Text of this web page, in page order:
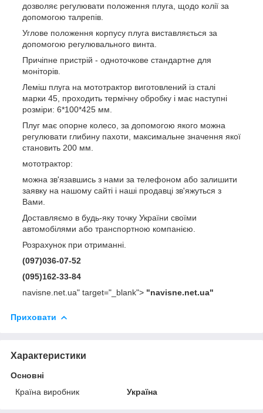
дозволяє регулювати положення плуга, щодо колії за
допомогою талрепів.
Углове положення корпусу плуга виставляється за
допомогою регулювального винта.
Причіпне пристрій - одноточкове стандартне для
моніторів.
Леміш плуга на мототрактор виготовлений із сталі
марки 45, проходить термічну обробку і має наступні
розміри: 6*100*425 мм.
Плуг має опорне колесо, за допомогою якого можна
регулювати глибину пахоти, максимальне значення якої
становить 200 мм.
мототрактор:
можна зв'язавшись з нами за телефоном або залишити
заявку на нашому сайті і наші продавці зв'яжуться з
Вами.
Доставляємо в будь-яку точку України своїми
автомобілями або транспортною компанією.
Розрахунок при отриманні.
(097)036-07-52
(095)162-33-84
navisne.net.ua" target="_blank"> "navisne.net.ua"
Приховати
Характеристики
Основні
Країна виробник
Україна